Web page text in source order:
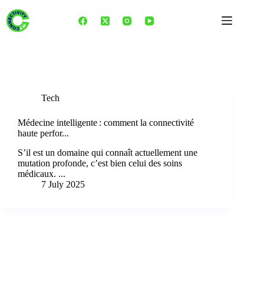
content
Tech
Médecine intelligente : comment la connectivité
haute perfor...
S’il est un domaine qui connaît actuellement une
mutation profonde, c’est bien celui des soins
médicaux. ...
7 July 2025